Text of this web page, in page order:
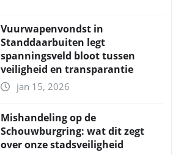
Vuurwapenvondst in
Standdaarbuiten legt
spanningsveld bloot tussen
veiligheid en transparantie
jan 15, 2026
Mishandeling op de
Schouwburgring: wat dit zegt
over onze stadsveiligheid